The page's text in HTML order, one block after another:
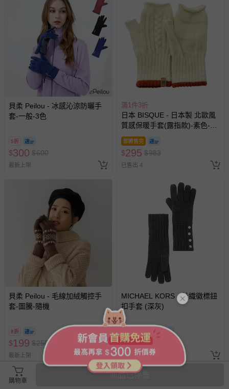
會主動以簡訊及mail通知訂單取消事宜，並將提供適當補
貝柔 Peilou - 冰感沁涼防曬手
套-一般-3色
5折
$300 $600
最新上架
滿1件3折
日本 BISQUE - 日本製 北歐風
質感保暖手套(露指款)-素色-象
牙
即將售完
$295 $983
已售出 4
貝柔 Peilou - 毛線加絨觸控手
套-圖騰-隨機
8折
$199 $250
最新上架
MICHAEL KORS - 針織徽標鈕
扣手套 (深灰)
5折 即將售完
$1990 $
最新上架
購物車
商品已停售